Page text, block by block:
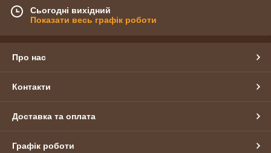
Сьогодні вихідний
Показати весь графік роботи
Про нас
Контакти
Доставка та оплата
Графік роботи